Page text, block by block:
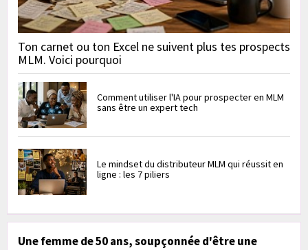
Ton carnet ou ton Excel ne suivent plus tes prospects
MLM. Voici pourquoi
Comment utiliser l'IA pour prospecter en MLM
sans être un expert tech
Le mindset du distributeur MLM qui réussit en
ligne : les 7 piliers
Une femme de 50 ans, soupçonnée d'être une